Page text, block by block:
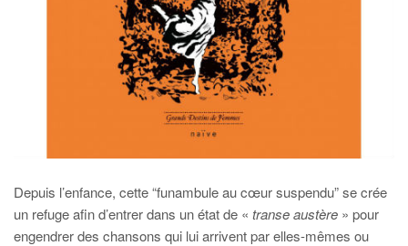
Depuis l’enfance, cette “funambule au cœur suspendu” se crée
un refuge afin d’entrer dans un état de « transe austère » pour
engendrer des chansons qui lui arrivent par elles-mêmes ou